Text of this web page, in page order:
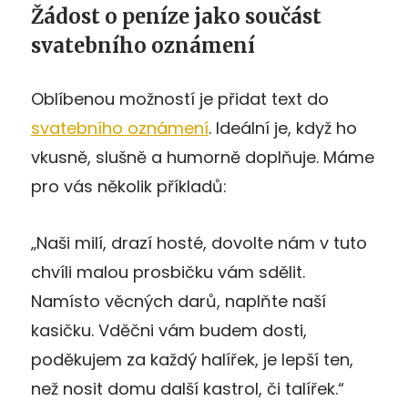
Žádost o peníze jako součást
svatebního oznámení
Oblíbenou možností je přidat text do
svatebního oznámení. Ideální je, když ho
vkusně, slušně a humorně doplňuje. Máme
pro vás několik příkladů:
„Naši milí, drazí hosté, dovolte nám v tuto
chvíli malou prosbičku vám sdělit.
Namísto věcných darů, naplňte naší
kasičku. Vděčni vám budem dosti,
poděkujem za každý halířek, je lepší ten,
než nosit domu další kastrol, či talířek.“